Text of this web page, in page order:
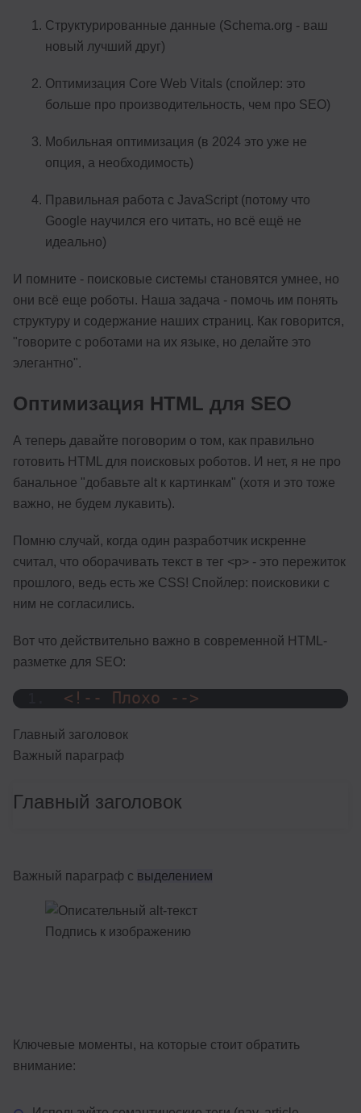
Структурированные данные (Schema.org - ваш
новый лучший друг)
Оптимизация Core Web Vitals (спойлер: это
больше про производительность, чем про SEO)
Мобильная оптимизация (в 2024 это уже не
опция, а необходимость)
Правильная работа с JavaScript (потому что
Google научился его читать, но всё ещё не
идеально)
И помните - поисковые системы становятся умнее, но
они всё еще роботы. Наша задача - помочь им понять
структуру и содержание наших страниц. Как говорится,
"говорите с роботами на их языке, но делайте это
элегантно".
Оптимизация HTML для SEO
А теперь давайте поговорим о том, как правильно
готовить HTML для поисковых роботов. И нет, я не про
банальное "добавьте alt к картинкам" (хотя и это тоже
важно, не будем лукавить).
Помню случай, когда один разработчик искренне
считал, что оборачивать текст в тег <p> - это пережиток
прошлого, ведь есть же CSS! Спойлер: поисковики с
ним не согласились.
Вот что действительно важно в современной HTML-
разметке для SEO:
<!-- Плохо -->
Главный заголовок
Важный параграф
Главный заголовок
Важный параграф с выделением
Подпись к изображению
Ключевые моменты, на которые стоит обратить
внимание: